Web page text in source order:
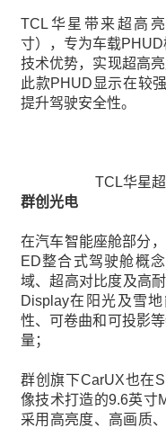
TCL华星带来超高
寸），专为车载
技术优势，实现超高
此款PHUD显示在较
提升驾驶安全性。
TCL华星
群创光电
在汽车智能座舱部分
ED整合式驾驶舱概
域、超高对比度及高
Display在阳光及雪
性、可卷曲和可投影
量；
群创旗下CarUX也在
像技术打造的9.6英寸
采用高亮度、高画质